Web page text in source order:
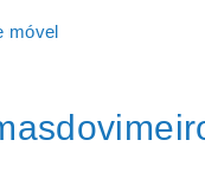
móvel